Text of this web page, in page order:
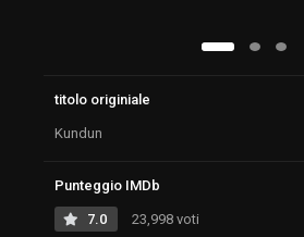
titolo originiale
Kundun
Punteggio IMDb
7.0 23,998 voti